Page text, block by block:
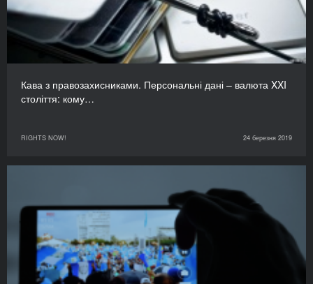
Кава з правозахисниками. Персональні дані – валюта XXI
століття: кому…
RIGHTS NOW! 24 березня 2019